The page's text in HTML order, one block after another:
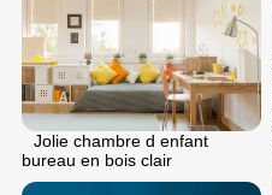
Jolie chambre d enfant
bureau en bois clair